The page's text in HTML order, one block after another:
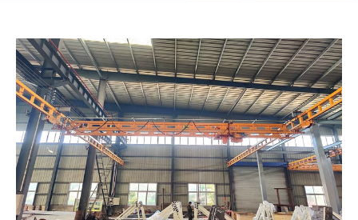
Беларуская мова
Kiswahili
Dansk
Norsk
O‘zbekcha